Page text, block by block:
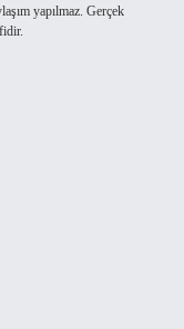
yapılmaz. Gerçek